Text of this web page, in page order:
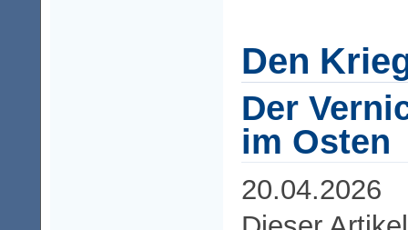
Den
Der
im Osten
20.04.2026